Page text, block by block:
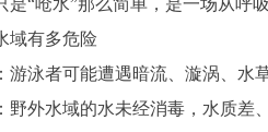
呛水”那么简单，是一场从呼吸
有多危险
泳者可能遭遇暗流、漩涡、水
水域的水未经消毒，水质差